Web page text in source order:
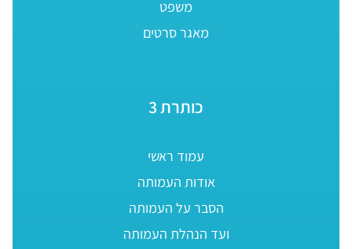
מאגר סרטים
אודות העמותה
הסבר על העמותה
ועד הנהלת העמותה